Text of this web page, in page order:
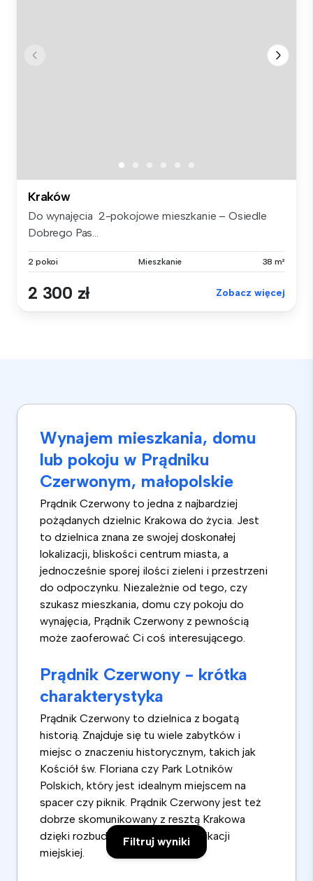
Filtruj wyniki
Kraków
Do wynajęcia 2-pokojowe mieszkanie – Osiedle
Dobrego Pas...
2 pokoi Mieszkanie 38 m²
2 300 zł Zobacz więcej
Wynajem mieszkania, domu
lub pokoju w Prądniku
Czerwonym, małopolskie
Prądnik Czerwony to jedna z najbardziej
pożądanych dzielnic Krakowa do życia. Jest
to dzielnica znana ze swojej doskonałej
lokalizacji, bliskości centrum miasta, a
jednocześnie sporej ilości zieleni i przestrzeni
do odpoczynku. Niezależnie od tego, czy
szukasz mieszkania, domu czy pokoju do
wynajęcia, Prądnik Czerwony z pewnością
może zaoferować Ci coś interesującego.
Prądnik Czerwony - krótka
charakterystyka
Prądnik Czerwony to dzielnica z bogatą
historią. Znajduje się tu wiele zabytków i
miejsc o znaczeniu historycznym, takich jak
Kościół św. Floriana czy Park Lotników
Polskich, który jest idealnym miejscem na
spacer czy piknik. Prądnik Czerwony jest też
dobrze skomunikowany z resztą Krakowa
dzięki rozbudowanej sieci komunikacji
miejskiej.